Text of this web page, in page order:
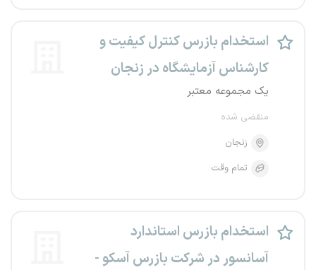
استخدام بازرس کنترل کیفیت و
کارشناس آزمایشگاه در زنجان
یک مجموعه معتبر
منقضی شده
زنجان
تمام وقت
استخدام بازرس استاندارد
آسانسور در شرکت بازرس آسکو -